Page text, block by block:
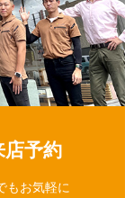
予約
もお気軽に